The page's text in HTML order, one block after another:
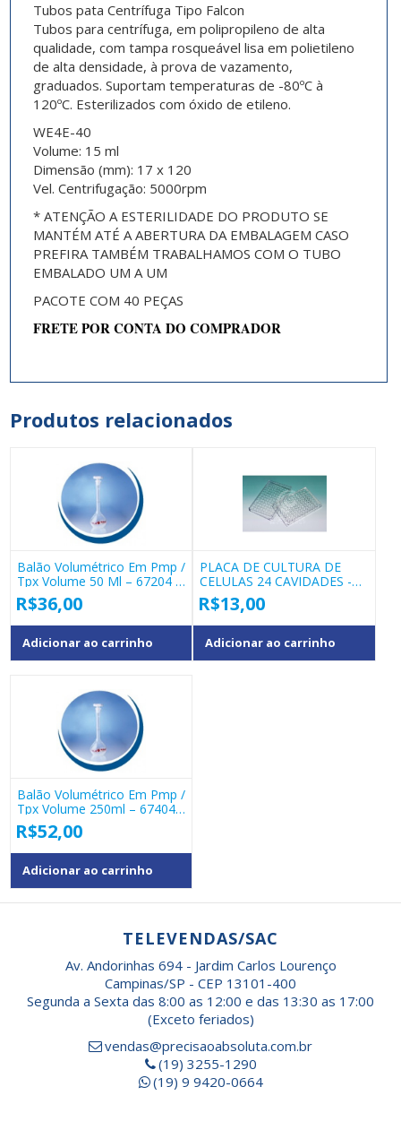
Tubos pata Centrífuga Tipo Falcon
Tubos para centrífuga, em polipropileno de alta
qualidade, com tampa rosqueável lisa em polietileno
de alta densidade, à prova de vazamento,
graduados. Suportam temperaturas de -80ºC à
120ºC. Esterilizados com óxido de etileno.
WE4E-40
Volume: 15 ml
Dimensão (mm): 17 x 120
Vel. Centrifugação: 5000rpm
* ATENÇÃO A ESTERILIDADE DO PRODUTO SE
MANTÉM ATÉ A ABERTURA DA EMBALAGEM CASO
PREFIRA TAMBÉM TRABALHAMOS COM O TUBO
EMBALADO UM A UM
PACOTE COM 40 PEÇAS
FRETE POR CONTA DO COMPRADOR
Produtos relacionados
Balão Volumétrico Em Pmp /
Tpx Volume 50 Ml – 67204 –
Vitlab
R$36,00
Adicionar ao carrinho
PLACA DE CULTURA DE
CELULAS 24 CAVIDADES -
WD11
R$13,00
Adicionar ao carrinho
Balão Volumétrico Em Pmp /
Tpx Volume 250ml – 67404
– Vitlab
R$52,00
Adicionar ao carrinho
TELEVENDAS/SAC
Av. Andorinhas 694 - Jardim Carlos Lourenço
Campinas/SP - CEP 13101-400
Segunda a Sexta das 8:00 as 12:00 e das 13:30 as 17:00
(Exceto feriados)
vendas@precisaoabsoluta.com.br
(19) 3255-1290
(19) 9 9420-0664